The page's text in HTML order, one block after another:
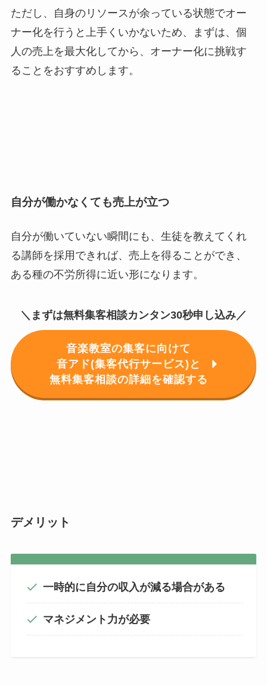
ただし、自身のリソースが余っている状態でオー
ナー化を行うと上手くいかないため、まずは、個
人の売上を最大化してから、オーナー化に挑戦す
ることをおすすめします。
自分が働かなくても売上が立つ
自分が働いていない瞬間にも、生徒を教えてくれ
る講師を採用できれば、売上を得ることができ、
ある種の不労所得に近い形になります。
＼まずは無料集客相談カンタン30秒申し込み／
音楽教室の集客に向けて
音アド(集客代行サービス)と
無料集客相談の詳細を確認する
デメリット
一時的に自分の収入が減る場合がある
マネジメント力が必要